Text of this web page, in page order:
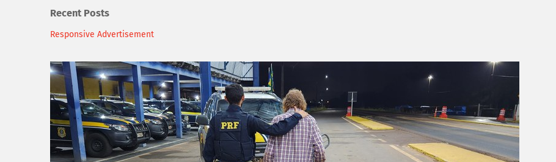
Recent Posts
Responsive Advertisement